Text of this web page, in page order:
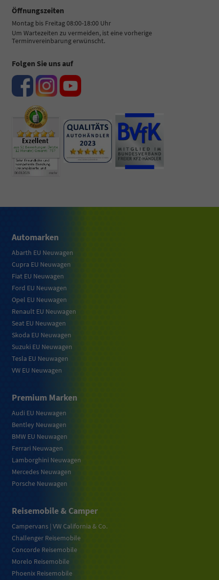
Öffnungszeiten
Montag bis Freitag 08:00-18:00 Uhr
Um Wartezeiten zu vermeiden, ist eine vorherige
Terminvereinbarung erwünscht.
Folgen Sie uns auf
Automarken
Abarth EU Neuwagen
Cupra EU Neuwagen
Fiat EU Neuwagen
Ford EU Neuwagen
Opel EU Neuwagen
Renault EU Neuwagen
Seat EU Neuwagen
Skoda EU Neuwagen
Suzuki EU Neuwagen
Tesla EU Neuwagen
VW EU Neuwagen
Premium Marken
Audi EU Neuwagen
Bentley Neuwagen
BMW EU Neuwagen
Ferrari Neuwagen
Lamborghini Neuwagen
Mercedes Neuwagen
Porsche Neuwagen
Reisemobile & Camper
Campervans | VW California & Co.
Challenger Reisemobile
Concorde Reisemobile
Morelo Reisemobile
Phoenix Reisemobile